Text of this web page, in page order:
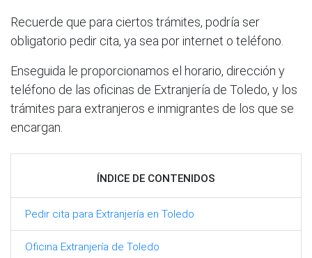
Recuerde que para ciertos trámites, podría ser
obligatorio pedir cita, ya sea por internet o teléfono.
Enseguida le proporcionamos el horario, dirección y
teléfono de las oficinas de Extranjería de Toledo, y los
trámites para extranjeros e inmigrantes de los que se
encargan.
ÍNDICE DE CONTENIDOS
Pedir cita para Extranjería en Toledo
Oficina Extranjería de Toledo